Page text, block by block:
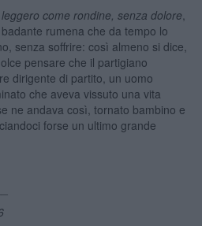
come rondine, senza dolore
rumena che da tempo lo
senza soffrire: così almeno si dice,
pensare che il partigiano
dirigente di partito, un uomo
che aveva vissuto una vita
ne andava così, tornato bambino e
forse un ultimo grande